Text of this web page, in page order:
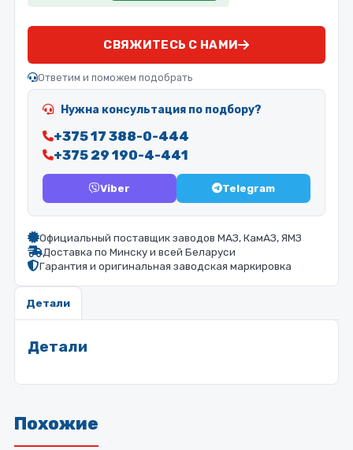
СВЯЖИТЕСЬ С НАМИ
Ответим и поможем подобрать
Нужна консультация по подбору?
+375 17 388-0-444
+375 29 190-4-441
Viber Telegram
Официальный поставщик заводов МАЗ, КамАЗ, ЯМЗ
Доставка по Минску и всей Беларуси
Гарантия и оригинальная заводская маркировка
Детали
Детали
Похожие